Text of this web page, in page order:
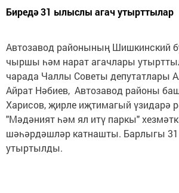
Биредә 31 ылыслы агач утырттылар
Автозавод районының Шишкинский
чыршы һәм нарат агачлары
чарада Чаллы Советы депутатлары
Айрат Нәбиев, Автозавод районы
Харисов, җирле иҗтимагый үзидарә
"Мәдәният һәм ял итү паркы"
шәһәрдәшләр катнашты. Барлыгы
утыртылды.